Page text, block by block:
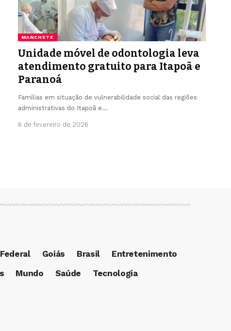
MANCHETE
Unidade móvel de odontologia leva
atendimento gratuito para Itapoã e
Paranoá
Famílias em situação de vulnerabilidade social das regiões
administrativas do Itapoã e…
6 de fevereiro de 2026
Goiás Brasil
Entretenimento
Mundo Saúde Tecnologia